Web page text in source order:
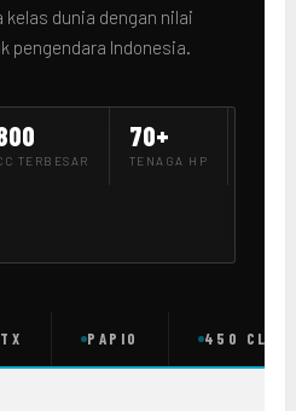
dunia dengan nilai
pengendara Indonesia.
TERBESAR
70+
TENAGA HP
PAPIO 450 CLC